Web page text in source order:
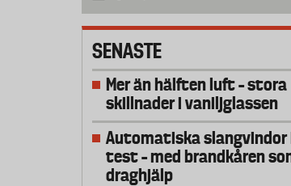
SENASTE
Mer än hälften luft – stora
skillnader i vaniljglassen
Automatiska
test – med brandkåren
draghjälp